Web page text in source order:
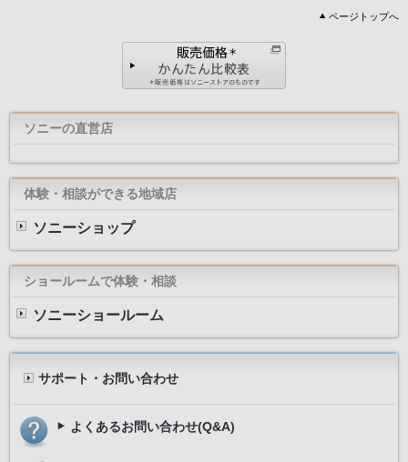
ページトップへ
ソニーの直営店
体験・相談ができる地域店
ソニーショップ
ショールームで体験・相談
ソニーショールーム
サポート・お問い合わせ
よくあるお問い合わせ(Q&A)